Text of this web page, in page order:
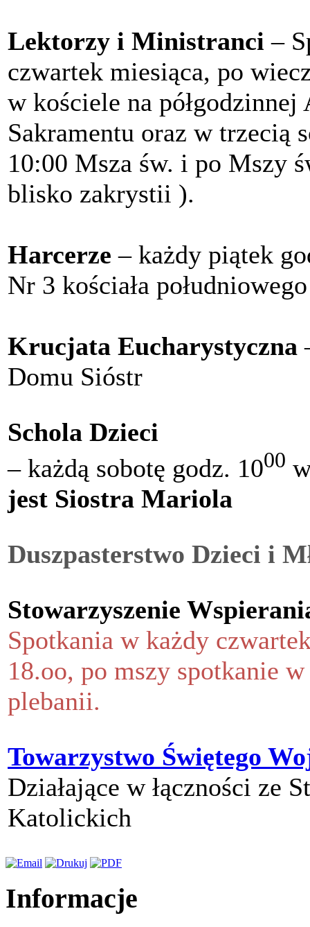
Lektorzy i Ministranci –
czwartek miesiąca, po
w kościele na
Sakramentu oraz w trzecią
10:00 Msza św. i po Mszy
blisko zakrystii ).
Harcerze – każdy piątek
Nr 3 kościała południowego
Krucjata Eucharystyczna
Domu Sióstr
Schola Dzieci
– każdą sobotę godz. 1000
jest Siostra Mariola
Duszpasterstwo Dzieci i
Stowarzyszenie
Spotkania w każdy
18.oo, po mszy spotkanie
plebanii.
Towarzystwo Świętego
Działające w łączności ze
Katolickich
Informacje